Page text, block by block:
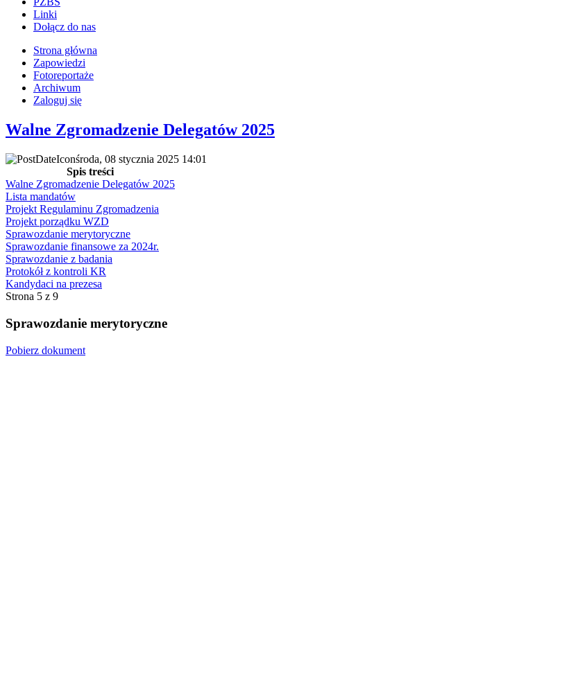
Linki
Dołącz do nas
Strona główna
Zapowiedzi
Fotoreportaże
Archiwum
Zaloguj się
Walne Zgromadzenie Delegatów 2025
środa, 08 stycznia 2025 14:01
Spis treści
Walne Zgromadzenie Delegatów 2025
Lista mandatów
Projekt Regulaminu Zgromadzenia
Projekt porządku WZD
Sprawozdanie merytoryczne
Sprawozdanie finansowe za 2024r.
Sprawozdanie z badania
Protokół z kontroli KR
Kandydaci na prezesa
Strona 5 z 9
Sprawozdanie merytoryczne
Pobierz dokument